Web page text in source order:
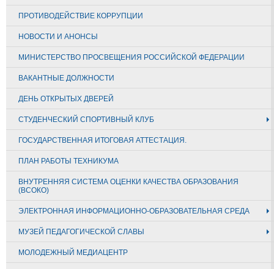
ПРОТИВОДЕЙСТВИЕ КОРРУПЦИИ
НОВОСТИ И АНОНСЫ
МИНИСТЕРСТВО ПРОСВЕЩЕНИЯ РОССИЙСКОЙ ФЕДЕРАЦИИ
ВАКАНТНЫЕ ДОЛЖНОСТИ
ДЕНЬ ОТКРЫТЫХ ДВЕРЕЙ
СТУДЕНЧЕСКИЙ СПОРТИВНЫЙ КЛУБ
ГОСУДАРСТВЕННАЯ ИТОГОВАЯ АТТЕСТАЦИЯ.
ПЛАН РАБОТЫ ТЕХНИКУМА
ВНУТРЕННЯЯ СИСТЕМА ОЦЕНКИ КАЧЕСТВА ОБРАЗОВАНИЯ
(ВСОКО)
ЭЛЕКТРОННАЯ ИНФОРМАЦИОННО-ОБРАЗОВАТЕЛЬНАЯ СРЕДА
МУЗЕЙ ПЕДАГОГИЧЕСКОЙ СЛАВЫ
МОЛОДЕЖНЫЙ МЕДИАЦЕНТР